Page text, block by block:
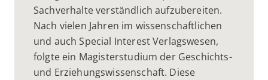
Sachverhalte verständlich aufzubereiten.
Nach vielen Jahren im wissenschaftlichen
und auch Special Interest Verlagswesen,
folgte ein Magisterstudium der Geschichts-
und Erziehungswissenschaft. Diese